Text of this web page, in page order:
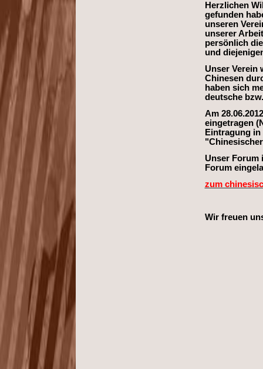
Herzlichen
gefunden
unseren
unserer
persönlich
und
Unser Verein
Chinesen
haben sich
deutsche
Am
eingetragen
Eintragung
Unser Forum
Forum
zum
Wir freuen